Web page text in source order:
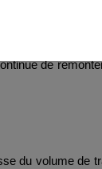
l’encadrement
sont moins
la matière.
de
du volume de